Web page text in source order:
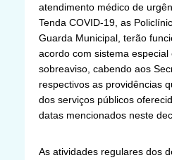
atendimento médico de
Tenda COVID-19, as
Guarda Municipal, terão
acordo com sistema especial
sobreaviso, cabendo aos
respectivos as providências
dos serviços públicos
datas mencionados neste
As atividades regulares dos